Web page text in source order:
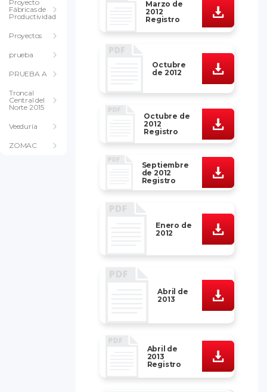
Proyecto
Fábricas de
Productividad
Proyectos
prueba
PRUEBA A
Troncal
Central del
Norte 2015
Veeduría
ZOMAC
Marzo de
2012
Registro
Octubre
de 2012
Octubre de
2012
Registro
Septiembre
de 2012
Registro
Enero de
2012
Abril de
2013
Abril de
2013
Registro